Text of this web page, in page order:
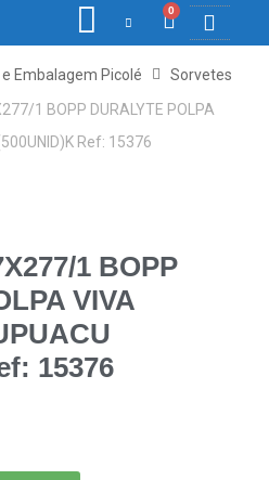
0
Embalagem Picolé
Sorvetes
1 BOPP DURALYTE POLPA
Ref: 15376
1 BOPP
VIVA
15376